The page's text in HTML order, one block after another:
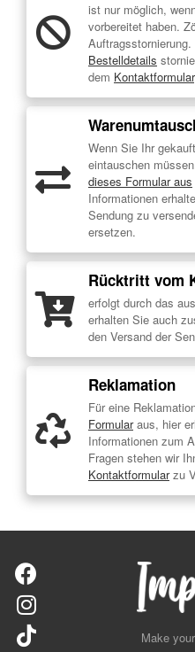
ist nur möglich,
vorbereitet haben.
Bestelldetails
dem Kontaktformular
Wenn Sie Ihr
eintauschen
dieses Formular aus
Informationen
Sendung zu
ersetzen.
Rücktritt vom
erfolgt durch das
erhalten Sie auch
den Versand der
Reklamation
Für eine
Formularaus, hier
Informationen zum
Fragen stehen wir
Kontaktformularzu
Make